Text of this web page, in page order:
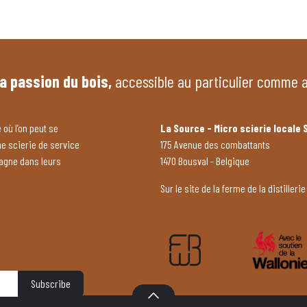
passion du bois, accessible au particulier comme
l’on peut se
scierie de service
dans leurs
Subscribe
La Source - Micro scierie locale
175 Avenue des combattants
1470 Bousval - Belgique
Sur le site de la ferme de la distillerie